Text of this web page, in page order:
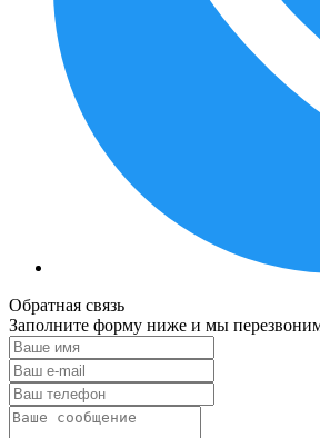
Обратная связь
Заполните форму ниже и мы